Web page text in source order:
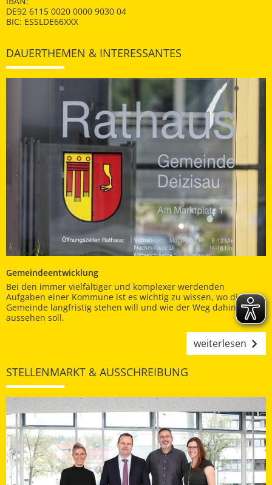
DE92 6115 0020 0000 9030 04
BIC: ESSLDE66XXX
DAUERTHEMEN & INTERESSANTES
Gemeindeentwicklung
Bei den immer vielfältiger und komplexer werdenden
Aufgaben einer Kommune ist es wichtig zu wissen, wo die
Gemeinde langfristig stehen will und wie der Weg dahin
aussehen soll.
weiterlesen
STELLENMARKT & AUSSCHREIBUNG